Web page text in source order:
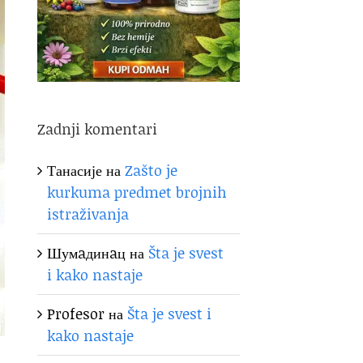
Zadnji komentari
ТанасијенаZašto je
kurkuma predmet brojnih
istraživanja
Шумaдинaцна Šta je svest
i kako nastaje
Profesorна Šta je svest i
kako nastaje